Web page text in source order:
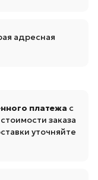
адресная
платежа с
заказа
уточняйте